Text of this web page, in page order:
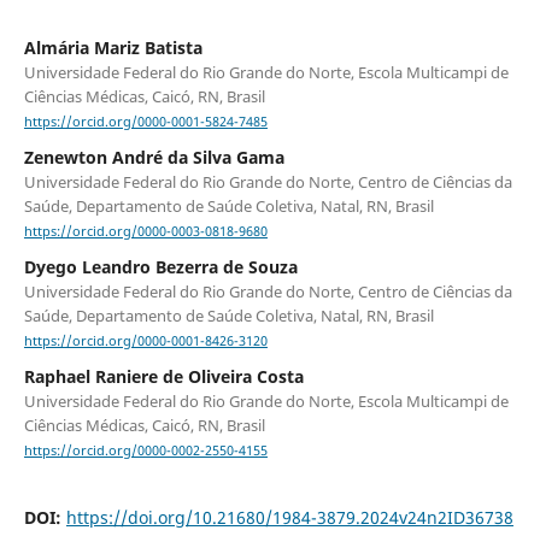
Almária Mariz Batista
Universidade Federal do Rio Grande do Norte, Escola Multicampi de
Ciências Médicas, Caicó, RN, Brasil
https://orcid.org/0000-0001-5824-7485
Zenewton André da Silva Gama
Universidade Federal do Rio Grande do Norte, Centro de Ciências da
Saúde, Departamento de Saúde Coletiva, Natal, RN, Brasil
https://orcid.org/0000-0003-0818-9680
Dyego Leandro Bezerra de Souza
Universidade Federal do Rio Grande do Norte, Centro de Ciências da
Saúde, Departamento de Saúde Coletiva, Natal, RN, Brasil
https://orcid.org/0000-0001-8426-3120
Raphael Raniere de Oliveira Costa
Universidade Federal do Rio Grande do Norte, Escola Multicampi de
Ciências Médicas, Caicó, RN, Brasil
https://orcid.org/0000-0002-2550-4155
DOI: https://doi.org/10.21680/1984-3879.2024v24n2ID36738